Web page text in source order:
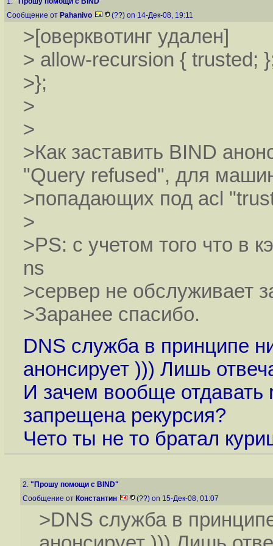
Сообщение от Pahanivo (??) on 14-Дек-08, 19:11
>[оверквотинг удален]
> allow-recursion { trusted;
>};
>
>
>Как заставить BIND
"Query refused", для
>попадающих под acl
>
>PS: с учетом того что в
ns
>сервер не обслуживает
>Заранее спасибо.
DNS служба в принципе
анонсирует ))) Лишь
И зачем вообще отдавать
запрещена рекурсия?
Чето ты не то братал
2. "Прошу помощи с BIND"
Сообщение от Константин (??) on 15-Дек-08, 01:07
>DNS служба в